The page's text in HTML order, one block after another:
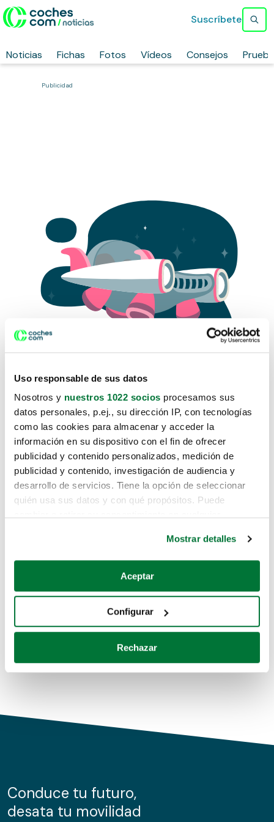
Uso responsable de sus datos
Nosotros y nuestros 1022 socios procesamos sus
datos personales, p.ej., su dirección IP, con tecnologías
como las cookies para almacenar y acceder la
información en su dispositivo con el fin de ofrecer
publicidad y contenido personalizados, medición de
publicidad y contenido, investigación de audiencia y
desarrollo de servicios. Tiene la opción de seleccionar
quién usa sus datos y con qué propósitos. Puede
Si lo permite, también quisiéramos:
Recopilar información sobre su ubicación geográfica
Identificar su dispositivo analizándolo activamente
para buscar características específicas (huellas
Obtenga más información sobre cómo se procesan sus
de cookies.
información sobre el uso que haga del sitio web con
nuestros partners de redes sociales, publicidad y análisis
Mostrar detalles
Aceptar
Configurar
Rechazar
Noticias Fichas Fotos Vídeos Consejos
Suscríbete
Publicidad
Lo sentimos, no sabemos como
te hemos traido hasta aquí.
Pero puedes encontrar el coche que estás
buscando en alguno de estos enlaces:
Coches de segunda mano
Coches de km0
Conduce tu futuro,
desata tu movilidad